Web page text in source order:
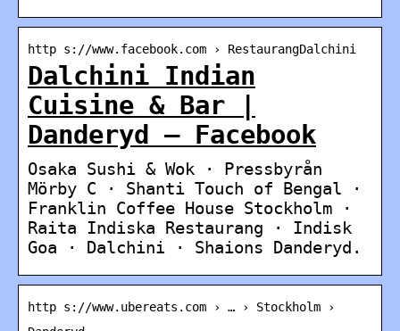
http s://www.facebook.com › RestaurangDalchini
Dalchini Indian
Cuisine & Bar |
Danderyd – Facebook
Osaka Sushi & Wok · Pressbyrån
Mörby C · Shanti Touch of Bengal ·
Franklin Coffee House Stockholm ·
Raita Indiska Restaurang · Indisk
Goa · Dalchini · Shaions Danderyd.
http s://www.ubereats.com › … › Stockholm ›